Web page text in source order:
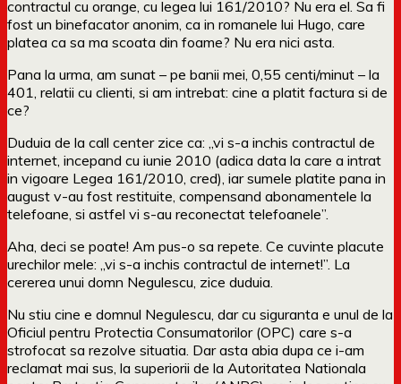
contractul cu orange, cu legea lui 161/2010? Nu era el. Sa fi
fost un binefacator anonim, ca in romanele lui Hugo, care
platea ca sa ma scoata din foame? Nu era nici asta.
Pana la urma, am sunat – pe banii mei, 0,55 centi/minut – la
401, relatii cu clienti, si am intrebat: cine a platit factura si de
ce?
Duduia de la call center zice ca: „vi s-a inchis contractul de
internet, incepand cu iunie 2010 (adica data la care a intrat
in vigoare Legea 161/2010, cred), iar sumele platite pana in
august v-au fost restituite, compensand abonamentele la
telefoane, si astfel vi s-au reconectat telefoanele”.
Aha, deci se poate! Am pus-o sa repete. Ce cuvinte placute
urechilor mele: „vi s-a inchis contractul de internet!”. La
cererea unui domn Negulescu, zice duduia.
Nu stiu cine e domnul Negulescu, dar cu siguranta e unul de la
Oficiul pentru Protectia Consumatorilor (OPC) care s-a
strofocat sa rezolve situatia. Dar asta abia dupa ce i-am
reclamat mai sus, la superiorii de la Autoritatea Nationala